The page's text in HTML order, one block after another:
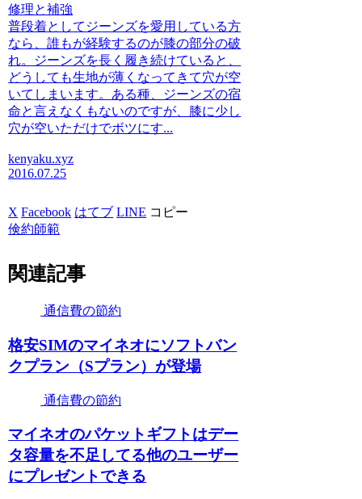
修理と補強
普段着としてジーンズを愛用している方
なら、誰もが経験するのが膝の部分の破
れ。ジーンズを長く履き続けていると、
どうしても生地が薄くなってきて穴が空
いてしまいます。ある種、ジーンズの宿
命と言えなくもないのですが、膝に少し
穴が空いただけでボツにす...
kenyaku.xyz
2016.07.25
X Facebook はてブ LINE コピー
倹約師範
関連記事
通信費の節約
格安SIMのマイネオにソフトバン
クプラン（Sプラン）が登場
通信費の節約
マイネオのパケットギフトはデー
タ容量を不足してる他のユーザー
にプレゼントできる